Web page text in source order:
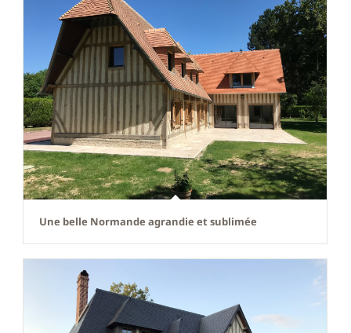
Une belle Normande agrandie et sublimée